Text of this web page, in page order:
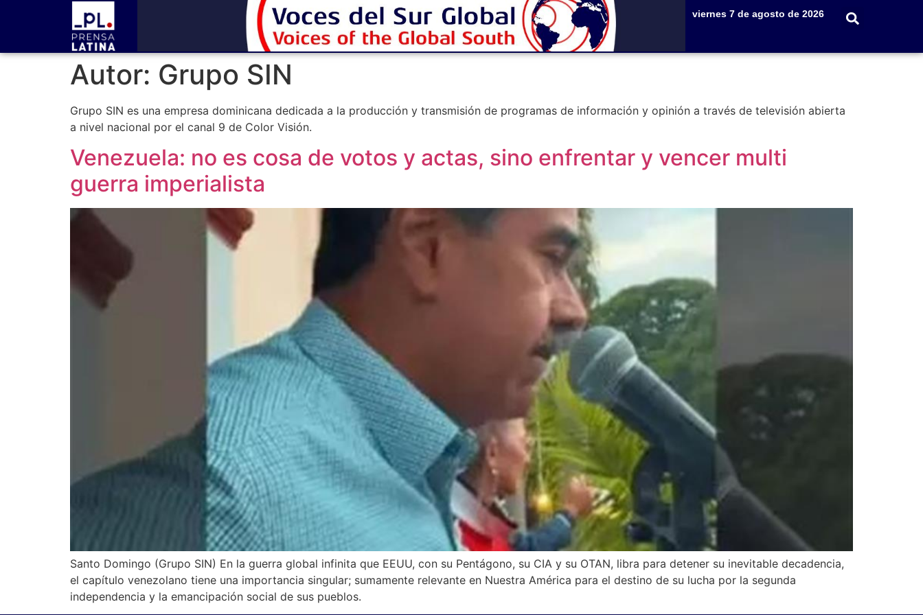
viernes 7 de agosto de 2026
Autor: Grupo SIN
Grupo SIN es una empresa dominicana dedicada a la producción y transmisión de programas de información y opinión a través de televisión abierta
a nivel nacional por el canal 9 de Color Visión.
Venezuela: no es cosa de votos y actas, sino enfrentar y vencer multi
guerra imperialista
Santo Domingo (Grupo SIN) En la guerra global infinita que EEUU, con su Pentágono, su CIA y su OTAN, libra para detener su inevitable decadencia,
el capítulo venezolano tiene una importancia singular; sumamente relevante en Nuestra América para el destino de su lucha por la segunda
independencia y la emancipación social de sus pueblos.